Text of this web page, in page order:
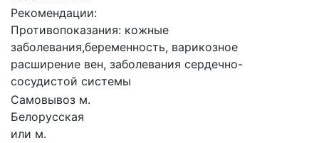
Рекомендации:
Противопоказания: кожные
заболевания,беременность, варикозное
расширение вен, заболевания сердечно-
сосудистой системы
Самовывоз м.
Белорусская
или м.